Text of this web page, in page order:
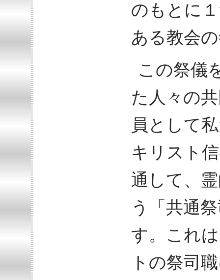
のもとに
ある教会
この祭儀
た人々の
員として
キリスト
通して、
う「共通
す。これ
トの祭司